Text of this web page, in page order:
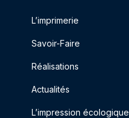
L’imprimerie
Savoir-Faire
Réalisations
Actualités
L’impression écologique